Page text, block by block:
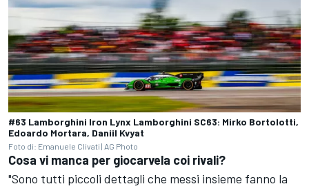
#63 Lamborghini Iron Lynx Lamborghini SC63: Mirko Bortolotti,
Edoardo Mortara, Daniil Kvyat
Foto di: Emanuele Clivati | AG Photo
Cosa vi manca per giocarvela coi rivali?
"Sono tutti piccoli dettagli che messi insieme fanno la